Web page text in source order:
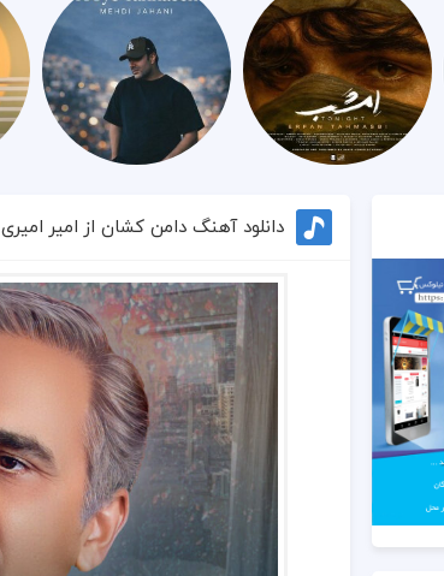
دانلود آهنگ دامن کشان از امیر امیری